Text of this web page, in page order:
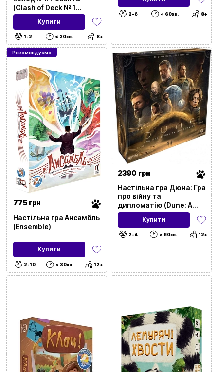
(Clash of Deck № 1
Dedication)
Купити
1-2 < 30хв. 8+
2-6 < 60хв. 8+
Рекомендуємо
775 грн
Настільна гра Ансамбль
(Ensemble)
Купити
2-10 < 30хв. 12+
2390 грн
Настільна гра Дюна: Гра
про війну та
дипломатію (Dune: A
Game of Conquest and
Diplomacy)
Купити
2-4 > 60хв. 12+